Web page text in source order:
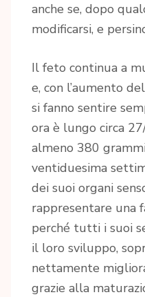
anche se, dopo
modificarsi, e
Il feto continua a
e, con l’aumento
si fanno sentire
ora è lungo circa
almeno 380
ventiduesima
dei suoi organi
rappresentare una
perché tutti i suoi
il loro sviluppo,
nettamente
grazie alla